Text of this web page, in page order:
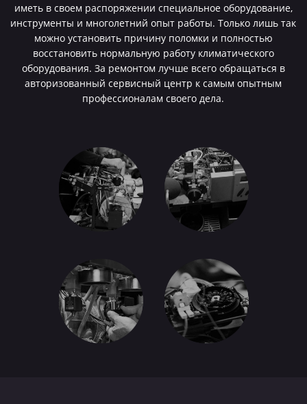
иметь в своем распоряжении специальное оборудование,
инструменты и многолетний опыт работы. Только лишь так
можно установить причину поломки и полностью
восстановить нормальную работу климатического
оборудования. За ремонтом лучше всего обращаться в
авторизованный сервисный центр к самым опытным
профессионалам своего дела.